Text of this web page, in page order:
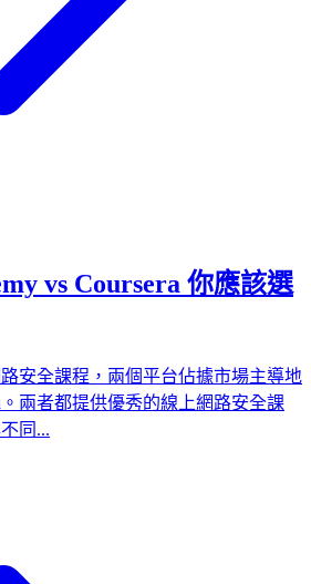
vs Coursera 你應該選
安全課程，兩個平台佔據市場主導地
。兩者都提供優秀的線上網路安全課
同...